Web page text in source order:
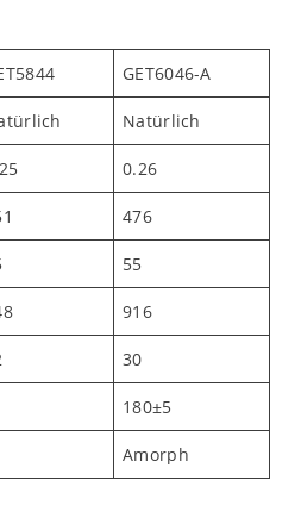
GET6046-A
Natürlich
0.26
476
55
916
30
180±5
Amorph